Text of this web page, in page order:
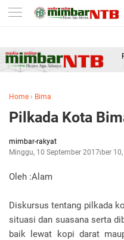
-->
Home › Bima
Pilkada Kota
mimbar-rakyat
Minggu, 10 September 2017
September
Oleh :Alam
Diskursus tentang pilkada
situasi dan suasana serta
baik lewat kopi darat